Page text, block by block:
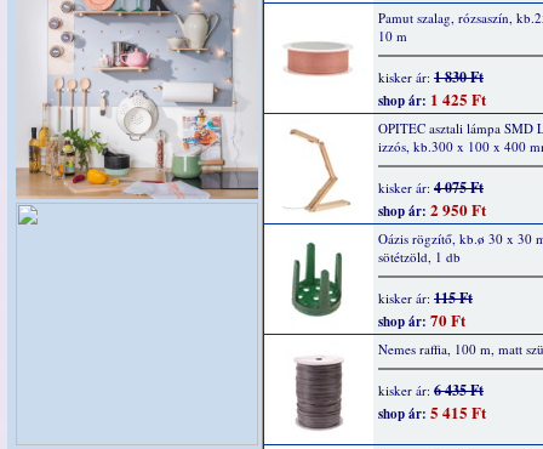
Pamut szalag, rózsaszín,
10 m
kisker ár: 1 830 Ft
shop ár: 1 425 Ft
OPITEC asztali lámpa SMD
izzós, kb.300 x 100 x 400
kisker ár: 4 075 Ft
shop ár: 2 950 Ft
Oázis rögzítő, kb.ø 30 x 30
sötétzöld, 1 db
kisker ár: 115 Ft
shop ár: 70 Ft
Nemes raffia, 100 m, matt
kisker ár: 6 435 Ft
shop ár: 5 415 Ft